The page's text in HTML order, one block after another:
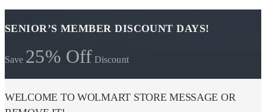
SENIOR’S MEMBER DISCOUNT DAYS!
Save 25% Off Discount
WELCOME TO WOLMART STORE MESSAGE OR